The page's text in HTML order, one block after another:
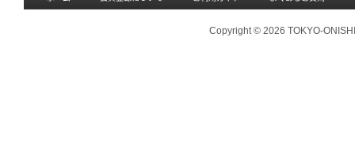
Copyright © 2026 TOKYO-